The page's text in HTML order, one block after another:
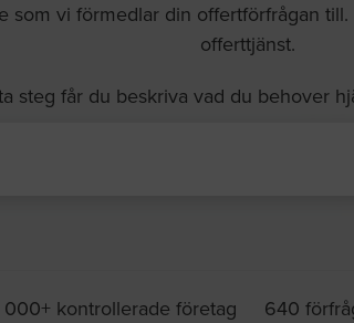
som vi förmedlar din offertförfrågan
offerttjänst.
steg får du beskriva vad du behover
000+ kontrollerade företag 640